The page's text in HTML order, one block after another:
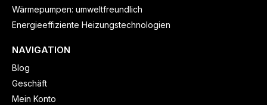
Wärmepumpen: umweltfreundlich
Energieeffiziente Heizungstechnologien
NAVIGATION
Blog
Geschäft
Mein Konto